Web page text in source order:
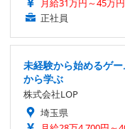
月給31万円～45万円
正社員
未経験から始めるゲ
から学ぶ
株式会社LOP
埼玉県